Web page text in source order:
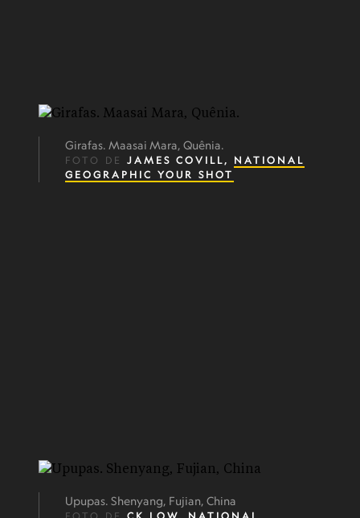
Girafas. Maasai Mara, Quênia.
FOTO DE JAMES COVILL, NATIONAL
GEOGRAPHIC YOUR SHOT
Upupas. Shenyang, Fujian, China